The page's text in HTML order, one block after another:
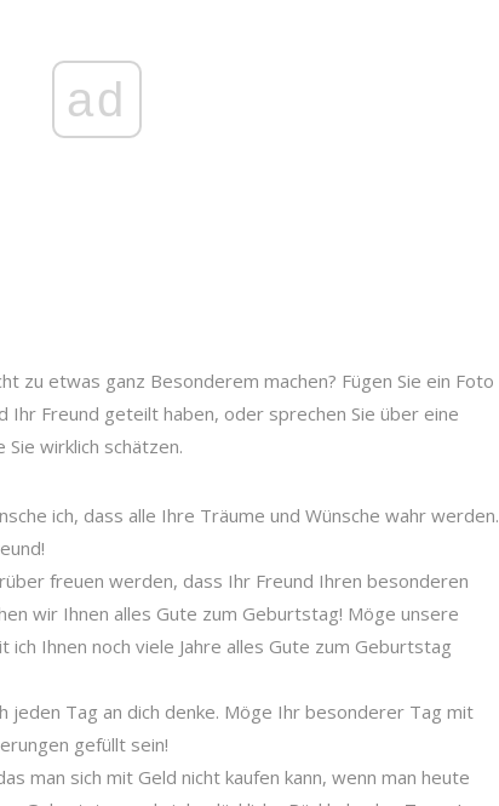
ad
zu etwas ganz Besonderem machen? Fügen Sie ein Foto
Ihr Freund geteilt haben, oder sprechen Sie über eine
wirklich schätzen.
ich, dass alle Ihre Träume und Wünsche wahr werden.
freuen werden, dass Ihr Freund Ihren besonderen
wir Ihnen alles Gute zum Geburtstag! Möge unsere
Ihnen noch viele Jahre alles Gute zum Geburtstag
jeden Tag an dich denke. Möge Ihr besonderer Tag mit
gefüllt sein!
man sich mit Geld nicht kaufen kann, wenn man heute